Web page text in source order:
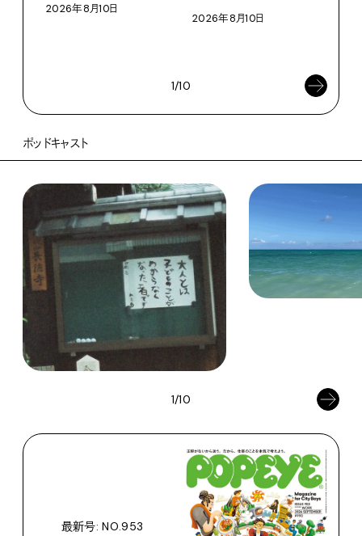
2026年8月10日
2026年8月10日
1/10
ポッドキャスト
1/10
最新号: NO.953